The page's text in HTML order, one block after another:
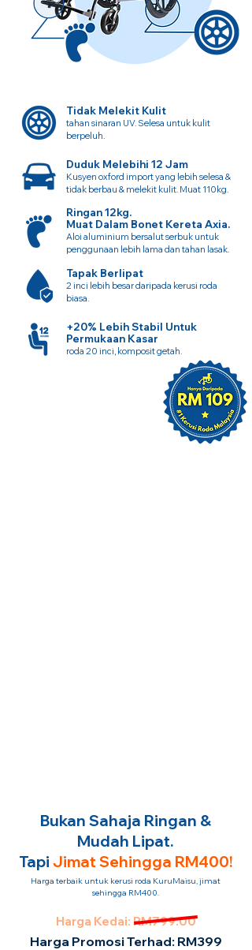
Tidak Melekit Kulit
tahan sinaran UV. Selesa untuk kulit
berpeluh.
Duduk Melebihi 12 Jam
Kusyen oxford import yang lebih selesa &
tidak berbau & melekit kulit. Muat 110kg.
Ringan 12kg.
Muat Dalam Bonet Kereta Axia.
Aloi aluminium bersalut serbuk untuk
penggunaan lebih lama dan tahan lasak.
Tapak Berlipat
2 inci lebih besar daripada kerusi roda
biasa.
+20% Lebih Stabil Untuk
Permukaan Kasar
roda 20 inci, komposit getah.
Bukan Sahaja Ringan &
Mudah Lipat.
Tapi Jimat Sehingga RM400!
Harga terbaik untuk kerusi roda KuruMaisu, jimat
sehingga RM400.
Harga Kedai: RM799.00
Harga Promosi Terhad: RM399